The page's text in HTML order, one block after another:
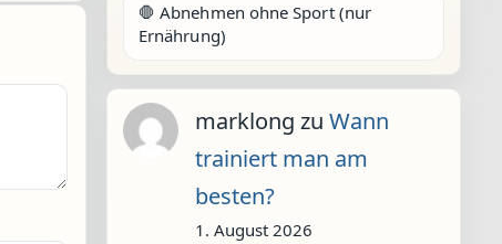
🛑 Abnehmen ohne Sport (nur
Ernährung)
marklong zu Wann
trainiert man am
besten?
1. August 2026